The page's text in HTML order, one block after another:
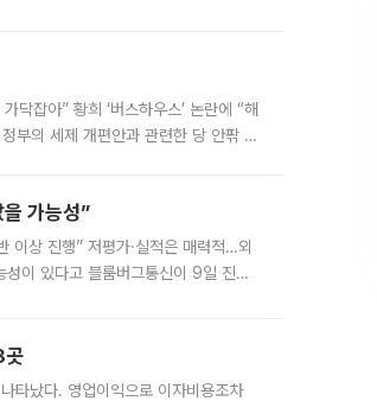
닥잡아” 황희 ‘버스하우스’ 논란에 “해
부의 세제 개편안과 관련한 당 안팎 의
가능성”
이상 진행” 저평가·실적은 매력적…외
성이 있다고 블룸버그통신이 9일 진단
곳
타났다. 영업이익으로 이자비용조차